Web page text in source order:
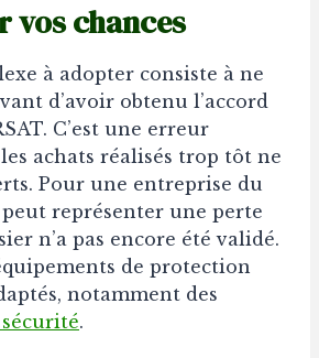
vos chances
à adopter consiste à ne
d’avoir obtenu l’accord
C’est une erreur
achats réalisés trop tôt ne
Pour une entreprise du
représenter une perte
n’a pas encore été validé.
de protection
notamment des
.